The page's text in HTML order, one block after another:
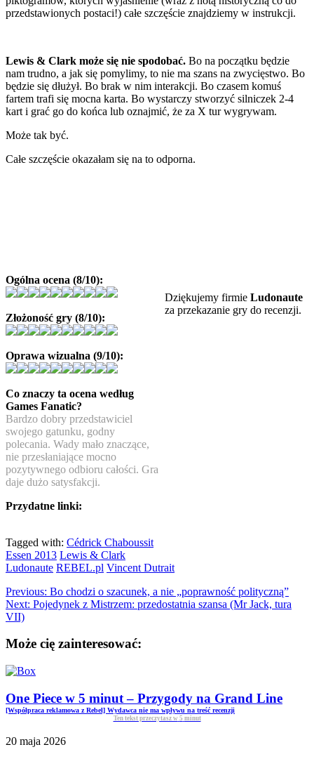
przedstawionych postaci!) całe szczęście znajdziemy w instrukcji.
Lewis & Clark może się nie spodobać. Bo na początku będzie
nam trudno, a jak się pomylimy, to nie ma szans na zwycięstwo. Bo
będzie się dłużył. Bo brak w nim interakcji. Bo czasem komuś
fartem trafi się mocna karta. Bo wystarczy stworzyć silniczek 2-4
kart i grać go do końca lub oznajmić, że za X tur wygrywam.
Może tak być.
Całe szczęście okazałam się na to odporna.
Dziękujemy firmie Ludonaute
za przekazanie gry do recenzji.
Ogólna ocena (8/10):
Złożoność gry (8/10):
Oprawa wizualna (9/10):
Co znaczy ta ocena według
Games Fanatic?
Bardzo dobry przedstawiciel
swojego gatunku, godny
polecania. Wady mało znaczące,
nie przesłaniające mocno
pozytywnego odbioru całości. Gra
daje dużo satysfakcji.
Przydatne linki:
Tagged with: Cédrick Chaboussit
Essen 2013 Lewis & Clark
Ludonaute REBEL.pl Vincent Dutrait
Previous: Bo chodzi o szacunek, a nie „poprawność polityczną”
Next: Pojedynek z Mistrzem: przedostatnia szansa (Mr Jack, tura
VII)
Może cię zainteresować:
One Piece w 5 minut – Przygody na Grand Line
[Współpraca reklamowa z Rebel] Wydawca nie ma wpływu na treść recenzji
Ten tekst przeczytasz w 5 minut
20 maja 2026